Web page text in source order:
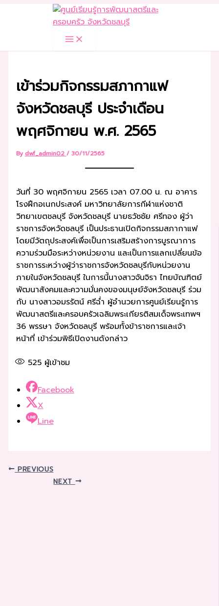
เข้าร่วมกิจกรรมสภากาแฟ
จังหวัดชลบุรี ประจำเดือน
พฤศจิกายน พ.ศ. 2565
By dwf_admin02 / 30/11/2565
วันที่ 30 พฤศจิกายน 2565 เวลา 07.00 น. ณ อาคาร
โรงฝึกอเนกประสงค์ มหาวิทยาลัยการกีฬาแห่งชาติ
วิทยาเขตชลบุรี จังหวัดชลบุรี นายธวัชชัย ศรีทอง ผู้ว่า
ราชการจังหวัดชลบุรี เป็นประธานเปิดกิจกรรมสภากาแฟ
โดยมีวัตถุประสงค์เพื่อเป็นการเสริมสร้างการบูรณาการ
ความร่วมมือระหว่างหน่วยงาน และเป็นการแลกเปลี่ยนข้อ
ราชการระหว่างผู้ว่าราชการจังหวัดชลบุรีกับหน่วยงาน
ภายในจังหวัดชลบุรี ในการนี้นางสาวจันจิรา ไทยบัณฑิตย์
พัฒนาสังคมและความมั่นคงของมนุษย์จังหวัดชลบุรี ร่วม
กับ นางสาวอมรรัตน์ ศรีฉ่ำ ผู้อำนวยการศูนย์เรียนรู้การ
พัฒนาสตรีและครอบครัวเฉลิมพระเกียรติสมเด็จพระเทพฯ
36 พรรษา จังหวัดชลบุรี พร้อมทั้งข้าราชการและเจ้า
หน้าที่ เข้าร่วมพิธีเปิดงานดังกล่าว
525ผู้เข้าชม
Facebook
X
Line
PREVIOUS
NEXT